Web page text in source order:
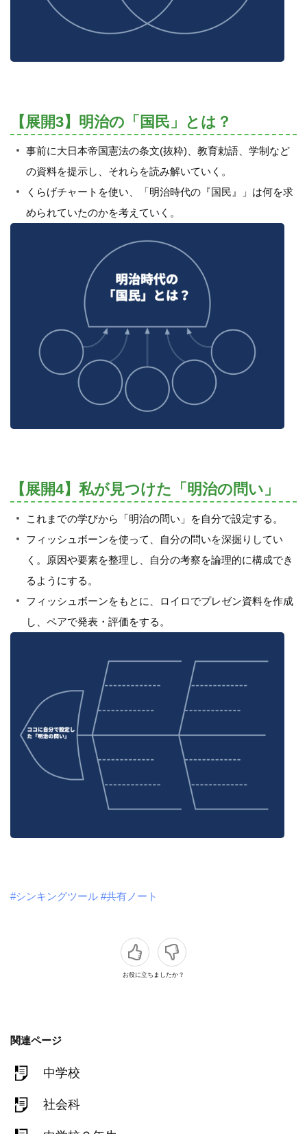
【展開3】明治の「国民」とは？
事前に大日本帝国憲法の条文(抜粋)、教育勅語、学制など
の資料を提示し、それらを読み解いていく。
くらげチャートを使い、「明治時代の『国民』」は何を求
められていたのかを考えていく。
【展開4】私が見つけた「明治の問い」
これまでの学びから「明治の問い」を自分で設定する。
フィッシュボーンを使って、自分の問いを深掘りしてい
く。原因や要素を整理し、自分の考察を論理的に構成でき
るようにする。
フィッシュボーンをもとに、ロイロでプレゼン資料を作成
し、ペアで発表・評価をする。
#シンキングツール #共有ノート
お役に立ちましたか？
関連ページ
中学校
社会科